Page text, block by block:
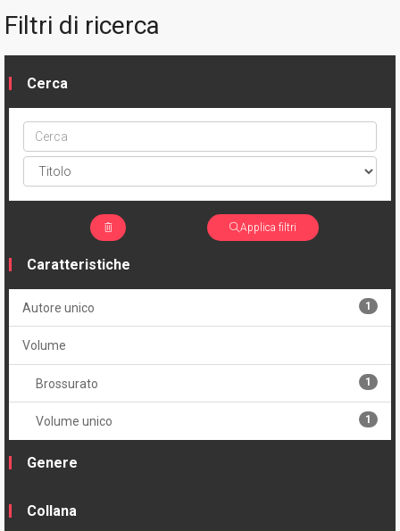
Filtri di ricerca
Cerca
Cerca
ptype
Applica filtri
Caratteristiche
Autore unico 1
Volume
Brossurato 1
Volume unico 1
Genere
Collana